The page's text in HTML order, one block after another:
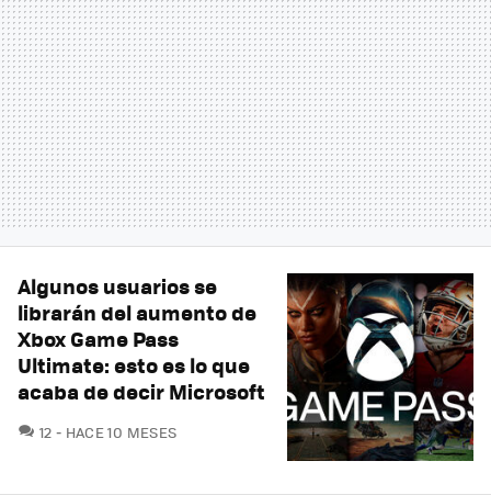
Algunos usuarios se
librarán del aumento de
Xbox Game Pass
Ultimate: esto es lo que
acaba de decir Microsoft
12 COMENTARIOS
HACE 10 MESES